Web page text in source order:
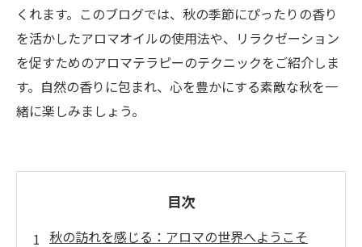
くれます。このブログでは、秋の季節にぴったりの香り
を活かしたアロマオイルの使用法や、リラクゼーション
を促すためのアロマテラピーのテクニックをご紹介しま
す。自然の香りに包まれ、心を豊かにする素敵な秋を一
緒に楽しみましょう。
目次
秋の訪れを感じる：アロマの世界へようこそ